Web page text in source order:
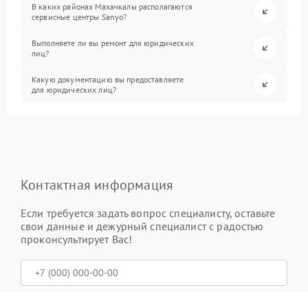
В каких районах Махачкалы располагаются
сервисные центры Sanyo?
Выполняете ли вы ремонт для юридических
лиц?
Какую документацию вы предоставляете
для юридических лиц?
Контактная информация
Если требуется задать вопрос специалисту, оставьте
свои данные и дежурный специалист с радостью
проконсультирует Вас!